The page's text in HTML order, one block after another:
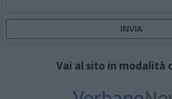
Vai al sito in modalità